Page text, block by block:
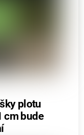
plotu
cm bude